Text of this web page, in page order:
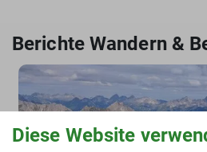
Berichte Wandern &
Diese Website